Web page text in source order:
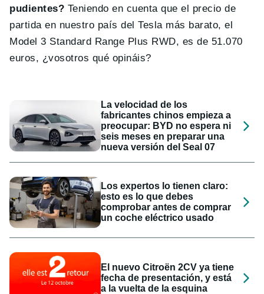
pudientes? Teniendo en cuenta que el precio de
partida en nuestro país del Tesla más barato, el
Model 3 Standard Range Plus RWD, es de 51.070
euros, ¿vosotros qué opináis?
La velocidad de los
fabricantes chinos empieza a
preocupar: BYD no espera ni
seis meses en preparar una
nueva versión del Seal 07
Los expertos lo tienen claro:
esto es lo que debes
comprobar antes de comprar
un coche eléctrico usado
El nuevo Citroën 2CV ya tiene
fecha de presentación, y está
a la vuelta de la esquina